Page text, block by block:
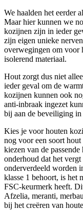
We haalden het eerder
Maar hier kunnen we
kozijnen zijn in ieder
zijn eigen unieke
overwegingen om voor
isolerend materiaal.
Hout zorgt dus niet
ieder geval om de
kozijnen kunnen ook
anti-inbraak ingezet
bij aan de beveiliging
Kies je voor houten
nog voor een soort
kiezen van de
onderhoud dat het
onderverdeeld worden
klasse 1 behoort, is het
FSC-keurmerk heeft.
Afzelia, meranti,
bij het creëren van